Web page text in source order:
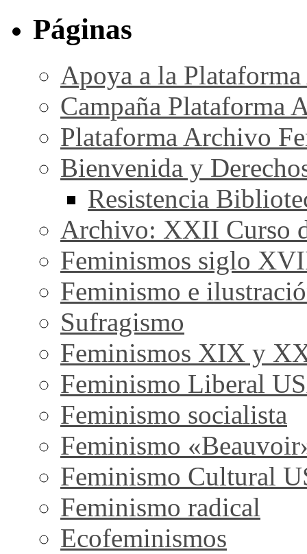
Páginas
Apoya a la
Campaña Plataforma
Plataforma Archivo
Bienvenida y
Resistencia
Archivo: XXII Curso
Feminismos siglo
Feminismo e
Sufragismo
Feminismos XIX y
Feminismo Liberal
Feminismo socialista
Feminismo
Feminismo Cultural
Feminismo radical
Ecofeminismos